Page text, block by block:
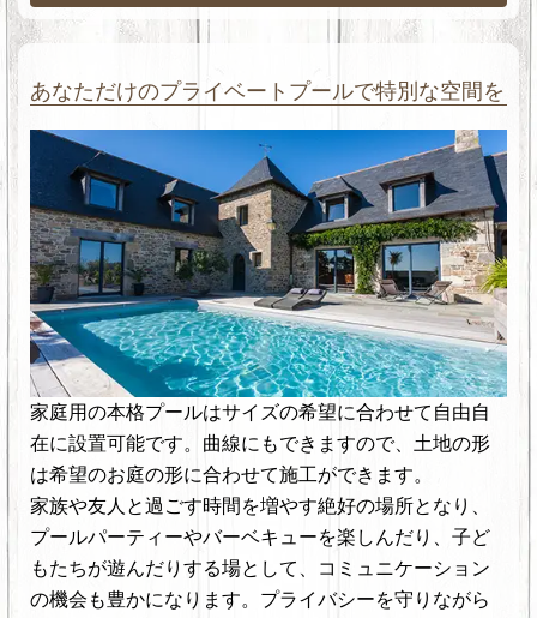
あなただけのプライベートプールで特別な空間を
家庭用の本格プールはサイズの希望に合わせて自由自
在に設置可能です。曲線にもできますので、土地の形
は希望のお庭の形に合わせて施工ができます。
家族や友人と過ごす時間を増やす絶好の場所となり、
プールパーティーやバーベキューを楽しんだり、子ど
もたちが遊んだりする場として、コミュニケーション
の機会も豊かになります。プライバシーを守りながら